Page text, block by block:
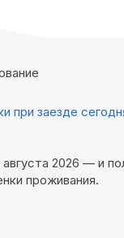
при заезде
2026 — и
проживания.